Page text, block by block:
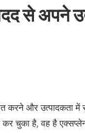
से अपने
करने और उत्पादकता
चुका है, वह है